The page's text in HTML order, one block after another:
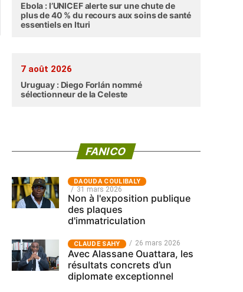
Ebola : l’UNICEF alerte sur une chute de
plus de 40 % du recours aux soins de santé
essentiels en Ituri
7 août 2026
Uruguay : Diego Forlán nommé
sélectionneur de la Celeste
FANICO
‎DAOUDA COULIBALY
31 mars 2026
Non à l'exposition publique
des plaques
d'immatriculation
CLAUDE SAHY 26 mars 2026
Avec Alassane Ouattara, les
résultats concrets d’un
diplomate exceptionnel